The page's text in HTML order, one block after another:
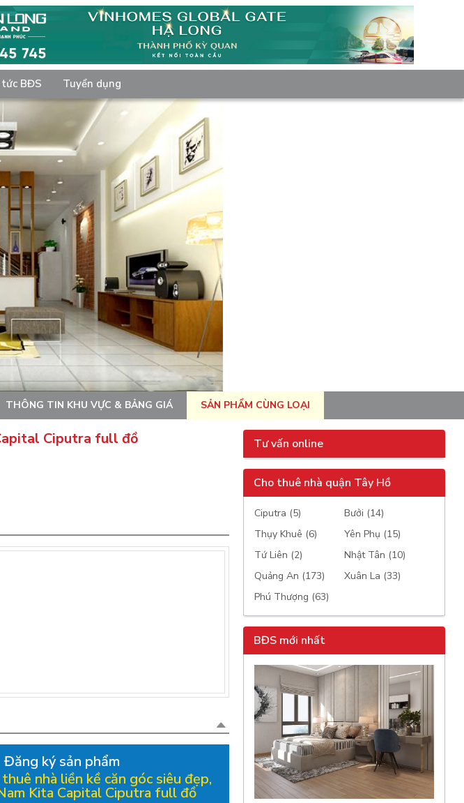
BĐS Tuyển dụng
THÔNG TIN KHU VỰC & BẢNG GIÁ SẢN PHẨM CÙNG LOẠI
Ciputra full đồ
Đăng ký sản phẩm
nhà liền kề căn góc siêu đẹp,
Kita Capital Ciputra full đồ
Tư vấn online
Cho thuê nhà quận Tây Hồ
Ciputra (5)
Bưởi (14)
Thụy Khuê (6)
Yên Phụ (15)
Tứ Liên (2)
Nhật Tân (10)
Quảng An (173)
Xuân La (33)
Phú Thượng (63)
BĐS mới nhất